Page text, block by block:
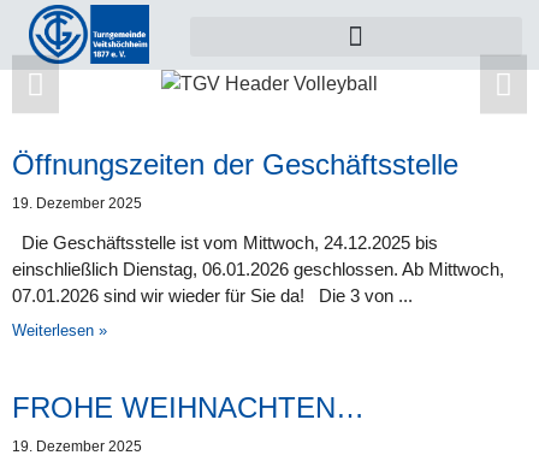
Zu dieser Kategorie gibt es leider noch keine
Öffnungszeiten der Geschäftsstelle
19. Dezember 2025
Die Geschäftsstelle ist vom Mittwoch, 24.12.2025 bis
einschließlich Dienstag, 06.01.2026 geschlossen. Ab Mittwoch,
07.01.2026 sind wir wieder für Sie da! Die 3 von
Weiterlesen »
FROHE WEIHNACHTEN…
19. Dezember 2025